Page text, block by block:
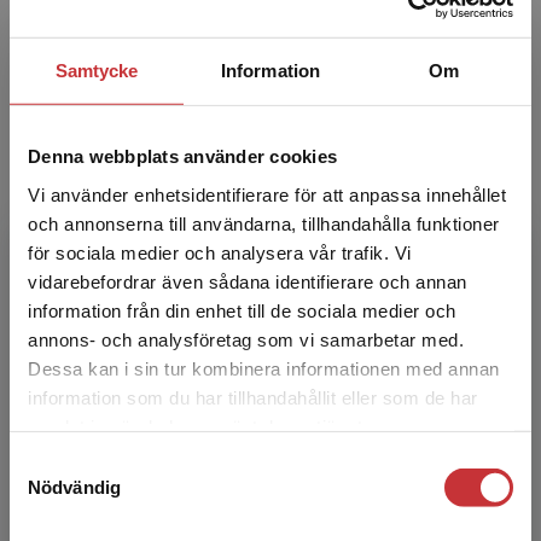
Samtycke Information Om
Denna webbplats använder cookies
Vi använder enhetsidentifierare för att anpassa innehållet
och annonserna till användarna, tillhandahålla funktioner
för sociala medier och analysera vår trafik. Vi
vidarebefordrar även sådana identifierare och annan
information från din enhet till de sociala medier och
annons- och analysföretag som vi samarbetar med.
Dessa kan i sin tur kombinera informationen med annan
information som du har tillhandahållit eller som de har
Nödvändig
Begränsad fraktregion
Det verkar som att du besöker
studentlitteratur.se via en enhet utanför Sverige.
Vi erbjuder inte leveranser utanför Sverige. För
att kunna slutföra ett köp måste
genusvetenskap vid Institutionen för
samhällsstudier på Linnéuniversitetet. Hennes
Cecilia Åse
för etnologi, religionshistoria och